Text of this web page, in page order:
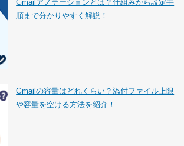
Gmailアノテーションとは？仕組みから設定手
順まで分かりやすく解説！
Gmailの容量はどれくらい？添付ファイル上限
や容量を空ける方法を紹介！